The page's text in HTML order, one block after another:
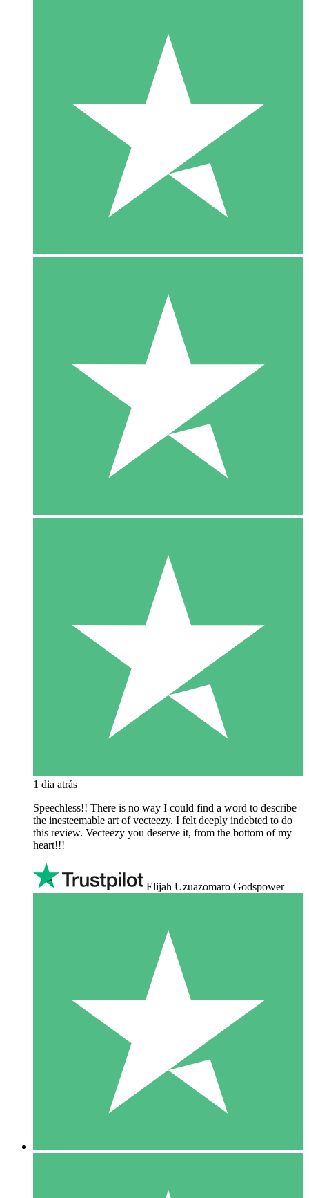
1 dia atrás
Speechless!! There is no way I could find a word to describe
the inesteemable art of vecteezy. I felt deeply indebted to do
this review. Vecteezy you deserve it, from the bottom of my
heart!!!
Elijah Uzuazomaro Godspower